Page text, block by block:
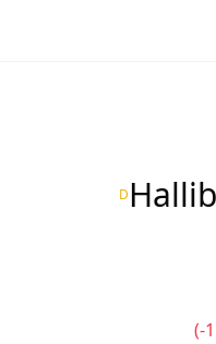
D
(-